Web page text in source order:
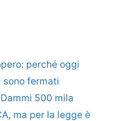
perché oggi
sono fermati
500 mila
ma per la legge è